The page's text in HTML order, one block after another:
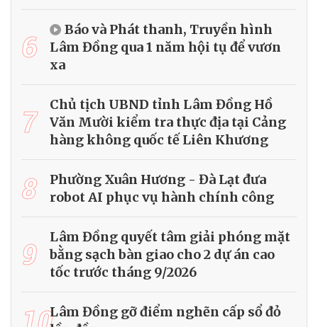
6
Báo và Phát thanh, Truyền hình
Lâm Đồng qua 1 năm hội tụ để vươn
xa
7
Chủ tịch UBND tỉnh Lâm Đồng Hồ
Văn Mười kiểm tra thực địa tại Cảng
hàng không quốc tế Liên Khương
8
Phường Xuân Hương - Đà Lạt đưa
robot AI phục vụ hành chính công
9
Lâm Đồng quyết tâm giải phóng mặt
bằng sạch bàn giao cho 2 dự án cao
tốc trước tháng 9/2026
Lâm Đồng gỡ điểm nghẽn cấp sổ đỏ